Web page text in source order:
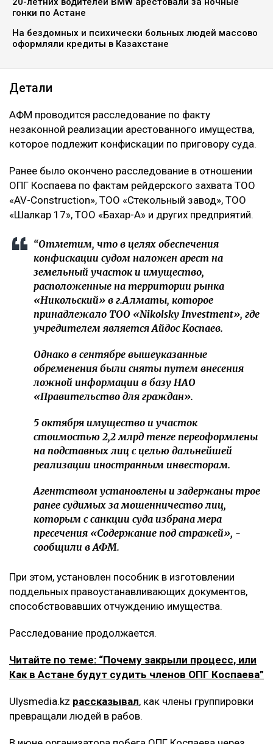
гонки по Астане
На бездомных и психически больных людей массово
оформляли кредиты в Казахстане
Детали
АФМ проводится расследование по факту
незаконной реализации арестованного имущества,
которое подлежит конфискации по приговору суда.
Ранее было окончено расследование в отношении
ОПГ Коспаева по фактам рейдерского захвата ТОО
«AV-Construction», ТОО «Стекольный завод», ТОО
«Шалкар 17», ТОО «Бахар-А» и других предприятий.
“Отметим, что в целях обеспечения
конфискации судом наложен арест на
земельный участок и имущество,
расположенные на территории рынка
«Никольский» в г.Алматы, которое
принадлежало ТОО «Nikolsky Investment», где
учредителем является Айдос Коспаев.
Однако в сентябре вышеуказанные
обременения были сняты путем внесения
ложной информации в базу НАО
«Правительство для граждан».
5 октября имущество и участок
стоимостью 2,2 млрд тенге переоформлены
на подставных лиц с целью дальнейшей
реализации иностранным инвесторам.
Агентством установлены и задержаны трое
ранее судимых за мошенничество лиц,
которым с санкции суда избрана мера
пресечения «Содержание под стражей», -
сообщили в АФМ.
При этом, установлен пособник в изготовлении
поддельных правоустанавливающих документов,
способствовавших отчуждению имущества.
Расследование продолжается.
Читайте по теме: “Почему закрыли процесс, или
Как в Астане будут судить членов ОПГ Коспаева”
Ulysmedia.kz рассказывал, как члены группировки
превращали людей в рабов.